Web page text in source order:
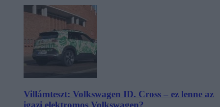
Villámteszt: Volkswagen ID. Cross – ez lenne az